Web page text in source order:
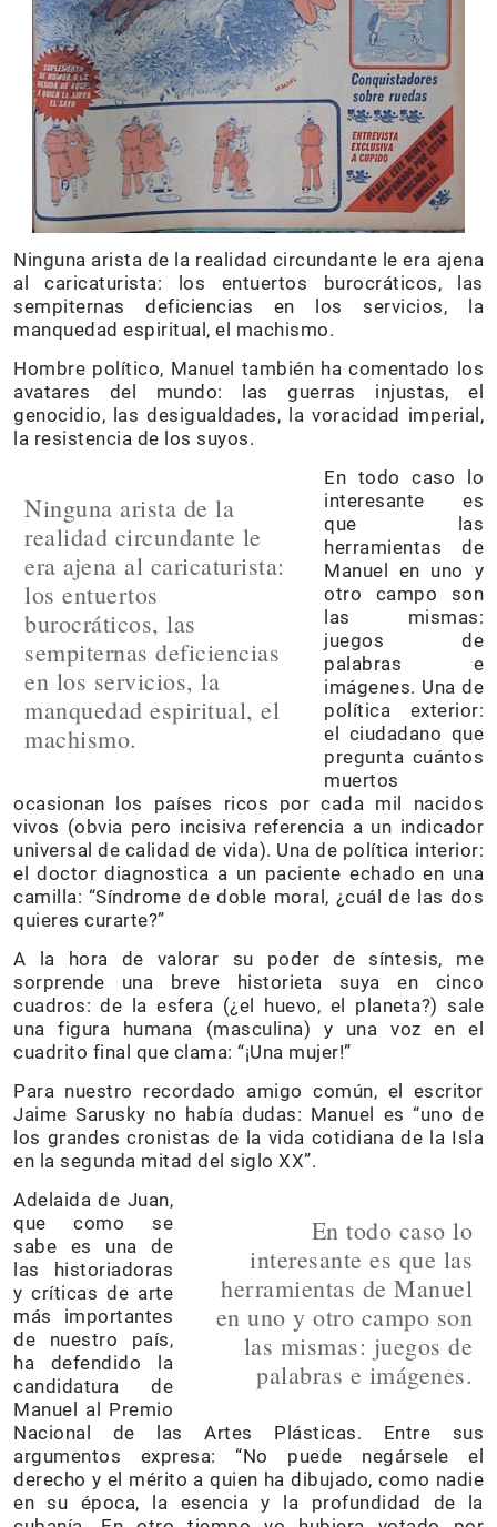
Ninguna arista de la realidad circundante le era ajena
al caricaturista: los entuertos burocráticos, las
sempiternas deficiencias en los servicios, la
manquedad espiritual, el machismo.
Hombre político, Manuel también ha comentado los
avatares del mundo: las guerras injustas, el
genocidio, las desigualdades, la voracidad imperial,
la resistencia de los suyos.
Ninguna arista de la
realidad circundante le
era ajena al caricaturista:
los entuertos
burocráticos, las
sempiternas deficiencias
en los servicios, la
manquedad espiritual, el
machismo.
En todo caso lo
interesante es
que las
herramientas de
Manuel en uno y
otro campo son
las mismas:
juegos de
palabras e
imágenes. Una de
política exterior:
el ciudadano que
pregunta cuántos
muertos
ocasionan los países ricos por cada mil nacidos
vivos (obvia pero incisiva referencia a un indicador
universal de calidad de vida). Una de política interior:
el doctor diagnostica a un paciente echado en una
camilla: “Síndrome de doble moral, ¿cuál de las dos
quieres curarte?”
A la hora de valorar su poder de síntesis, me
sorprende una breve historieta suya en cinco
cuadros: de la esfera (¿el huevo, el planeta?) sale
una figura humana (masculina) y una voz en el
cuadrito final que clama: “¡Una mujer!”
Para nuestro recordado amigo común, el escritor
Jaime Sarusky no había dudas: Manuel es “uno de
los grandes cronistas de la vida cotidiana de la Isla
en la segunda mitad del siglo XX”.
En todo caso lo
interesante es que las
herramientas de Manuel
en uno y otro campo son
las mismas: juegos de
palabras e imágenes.
Adelaida de Juan,
que como se
sabe es una de
las historiadoras
y críticas de arte
más importantes
de nuestro país,
ha defendido la
candidatura de
Manuel al Premio
Nacional de las Artes Plásticas. Entre sus
argumentos expresa: “No puede negársele el
derecho y el mérito a quien ha dibujado, como nadie
en su época, la esencia y la profundidad de la